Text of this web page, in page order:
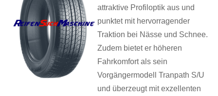
attraktive Profiloptik aus und
punktet mit hervorragender
Traktion bei Nässe und Schnee.
Zudem bietet er höheren
Fahrkomfort als sein
Vorgängermodell Tranpath S/U
und überzeugt mit exzellenten